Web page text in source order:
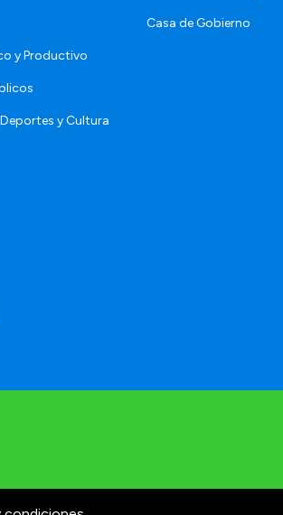
y Productivo
y Cultura
Casa de Gobierno